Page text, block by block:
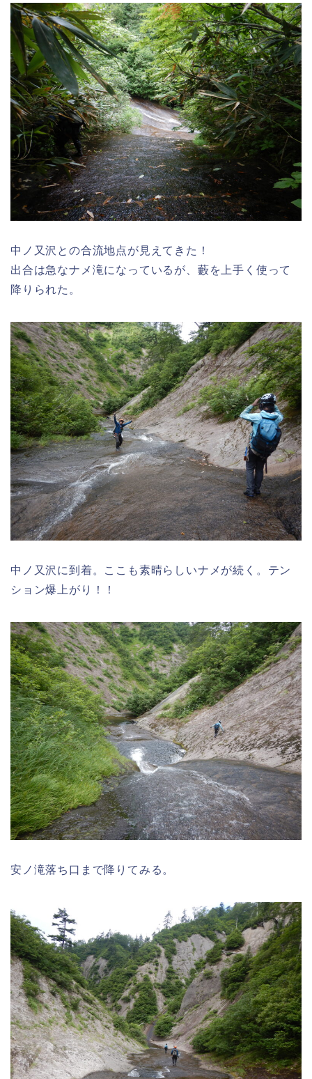
中ノ又沢との合流地点が見えてきた！
出合は急なナメ滝になっているが、藪を上手く使って
降りられた。
中ノ又沢に到着。ここも素晴らしいナメが続く。テン
ション爆上がり！！
安ノ滝落ち口まで降りてみる。